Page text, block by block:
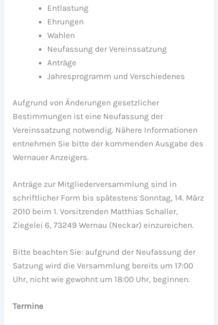
Entlastung
Ehrungen
Wahlen
Neufassung der Vereinssatzung
Anträge
Jahresprogramm und Verschiedenes
Aufgrund von Änderungen gesetzlicher
Bestimmungen ist eine Neufassung der
Vereinssatzung notwendig. Nähere Informationen
entnehmen Sie bitte der kommenden Ausgabe des
Wernauer Anzeigers.
Anträge zur Mitgliederversammlung sind in
schriftlicher Form bis spätestens Sonntag, 14. März
2010 beim 1. Vorsitzenden Matthias Schaller,
Ziegelei 6, 73249 Wernau (Neckar) einzureichen.
Bitte beachten Sie: aufgrund der Neufassung der
Satzung wird die Versammlung bereits um 17:00
Uhr, nicht wie gewohnt um 18:00 Uhr, beginnen.
Termine